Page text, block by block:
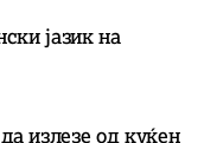
јазик на
излезе од куќен